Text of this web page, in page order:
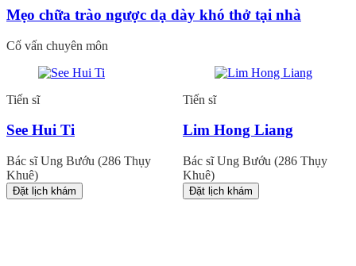
Mẹo chữa trào ngược dạ dày khó thở tại nhà
Cố vấn chuyên môn
Tiến sĩ
See Hui Ti
Bác sĩ Ung Bướu (286 Thụy
Khuê)
Đặt lịch khám
Tiến sĩ
Lim Hong Liang
Bác sĩ Ung Bướu (286 Thụy
Khuê)
Đặt lịch khám